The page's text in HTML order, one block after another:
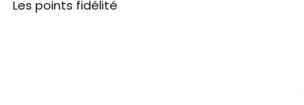
Les points fidélité